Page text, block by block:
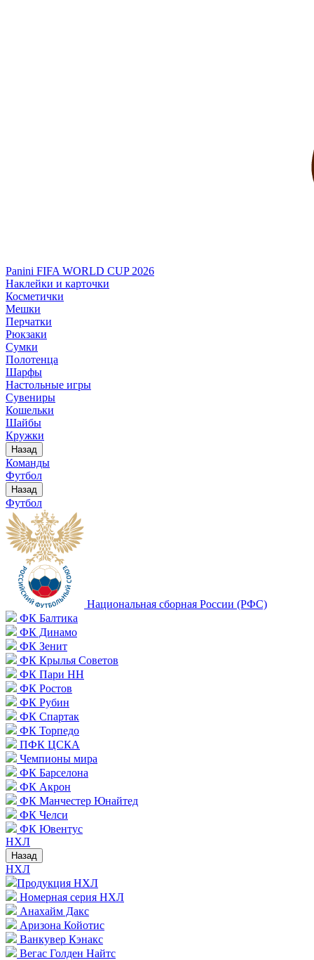
Panini FIFA WORLD CUP 2026
Наклейки и карточки
Косметички
Мешки
Перчатки
Рюкзаки
Сумки
Полотенца
Шарфы
Настольные игры
Сувениры
Кошельки
Шайбы
Кружки
Назад
Команды
Футбол
Назад
Футбол
Национальная сборная России (РФС)
ФК Балтика
ФК Динамо
ФК Зенит
ФК Крылья Советов
ФК Пари НН
ФК Ростов
ФК Рубин
ФК Спартак
ФК Торпедо
ПФК ЦСКА
Чемпионы мира
ФК Барселона
ФК Акрон
ФК Манчестер Юнайтед
ФК Челси
ФК Ювентус
НХЛ
Назад
НХЛ
Продукция НХЛ
Номерная серия НХЛ
Анахайм Дакс
Аризона Койотис
Ванкувер Кэнакс
Вегас Голден Найтс